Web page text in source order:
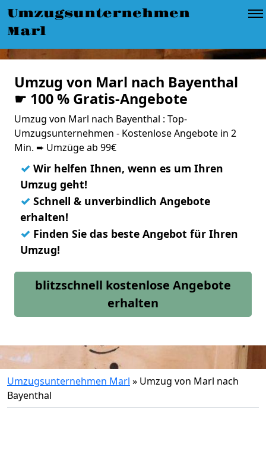
Umzugsunternehmen
Marl
Umzug von Marl nach Bayenthal
☛ 100 % Gratis-Angebote
Umzug von Marl nach Bayenthal : Top-
Umzugsunternehmen - Kostenlose Angebote in 2
Min. ➨ Umzüge ab 99€
✓ Wir helfen Ihnen, wenn es um Ihren
Umzug geht!
✓ Schnell & unverbindlich Angebote
erhalten!
✓ Finden Sie das beste Angebot für Ihren
Umzug!
blitzschnell kostenlose Angebote
erhalten
Umzugsunternehmen Marl » Umzug von Marl nach
Bayenthal